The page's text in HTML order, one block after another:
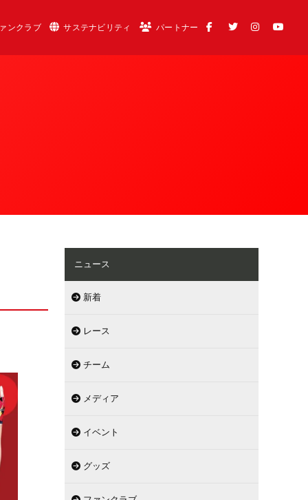
ンクラブ サステナビリティ パートナー
ニュース
新着
レース
チーム
メディア
イベント
グッズ